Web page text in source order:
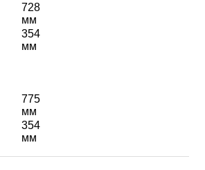
728
мм
354
мм
775
мм
354
мм